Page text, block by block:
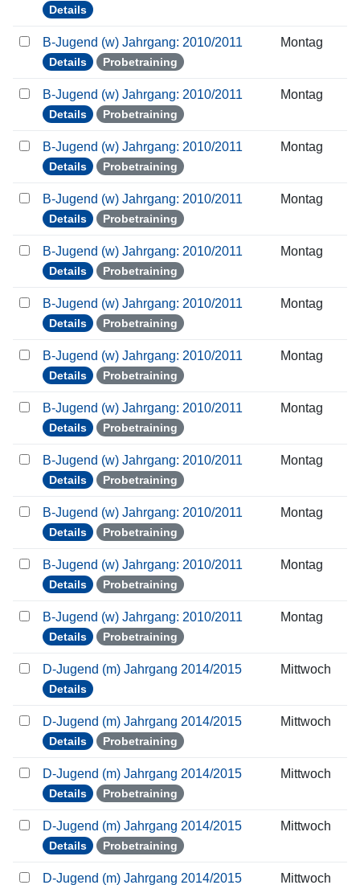
Details
B-Jugend (w) Jahrgang: 2010/2011
Details Probetraining
Montag
B-Jugend (w) Jahrgang: 2010/2011
Details Probetraining
Montag
B-Jugend (w) Jahrgang: 2010/2011
Details Probetraining
Montag
B-Jugend (w) Jahrgang: 2010/2011
Details Probetraining
Montag
B-Jugend (w) Jahrgang: 2010/2011
Details Probetraining
Montag
B-Jugend (w) Jahrgang: 2010/2011
Details Probetraining
Montag
B-Jugend (w) Jahrgang: 2010/2011
Details Probetraining
Montag
B-Jugend (w) Jahrgang: 2010/2011
Details Probetraining
Montag
B-Jugend (w) Jahrgang: 2010/2011
Details Probetraining
Montag
B-Jugend (w) Jahrgang: 2010/2011
Details Probetraining
Montag
B-Jugend (w) Jahrgang: 2010/2011
Details Probetraining
Montag
B-Jugend (w) Jahrgang: 2010/2011
Details Probetraining
Montag
D-Jugend (m) Jahrgang 2014/2015
Details
Mittwoch
D-Jugend (m) Jahrgang 2014/2015
Details Probetraining
Mittwoch
D-Jugend (m) Jahrgang 2014/2015
Details Probetraining
Mittwoch
D-Jugend (m) Jahrgang 2014/2015
Details Probetraining
Mittwoch
D-Jugend (m) Jahrgang 2014/2015 Mittwoch